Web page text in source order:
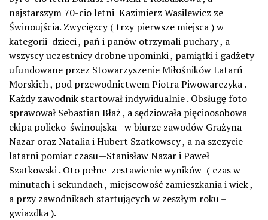
najstarszym 70-cio letni Kazimierz Wasilewicz ze
Świnoujścia. Zwycięzcy ( trzy pierwsze miejsca ) w
kategorii dzieci , pań i panów otrzymali puchary , a
wszyscy uczestnicy drobne upominki , pamiątki i gadżety
ufundowane przez Stowarzyszenie Miłośników Latarń
Morskich , pod przewodnictwem Piotra Piwowarczyka .
Każdy zawodnik startował indywidualnie . Obsługę foto
sprawował Sebastian Błaż , a sędziowała pięcioosobowa
ekipa policko-świnoujska –w biurze zawodów Grażyna
Nazar oraz Natalia i Hubert Szatkowscy , a na szczycie
latarni pomiar czasu—Stanisław Nazar i Paweł
Szatkowski . Oto pełne zestawienie wyników ( czas w
minutach i sekundach , miejscowość zamieszkania i wiek ,
a przy zawodnikach startujących w zeszłym roku –
gwiazdka ).